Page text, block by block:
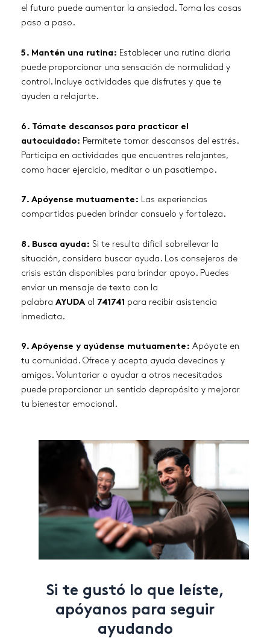
el futuro puede aumentar la ansiedad. Toma las cosas
paso a paso.
5. Mantén una rutina: Establecer una rutina diaria
puede proporcionar una sensación de normalidad y
control. Incluye actividades que disfrutes y que te
ayuden a relajarte.
6. Tómate descansos para practicar el
autocuidado: Permítete tomar descansos del estrés.
Participa en actividades que encuentres relajantes,
como hacer ejercicio, meditar o un pasatiempo.
7. Apóyense mutuamente: Las experiencias
compartidas pueden brindar consuelo y fortaleza.
8. Busca ayuda: Si te resulta difícil sobrellevar la
situación, considera buscar ayuda. Los consejeros de
crisis están disponibles para brindar apoyo. Puedes
enviar un mensaje de texto con la
palabra AYUDAal 741741 para recibir asistencia
inmediata.
9. Apóyense y ayúdense mutuamente: Apóyate en
tu comunidad. Ofrece y acepta ayuda devecinos y
amigos. Voluntariar o ayudar a otros necesitados
puede proporcionar un sentido depropósito y mejorar
tu bienestar emocional.
Si te gustó lo que leíste,
apóyanos para seguir
ayudando